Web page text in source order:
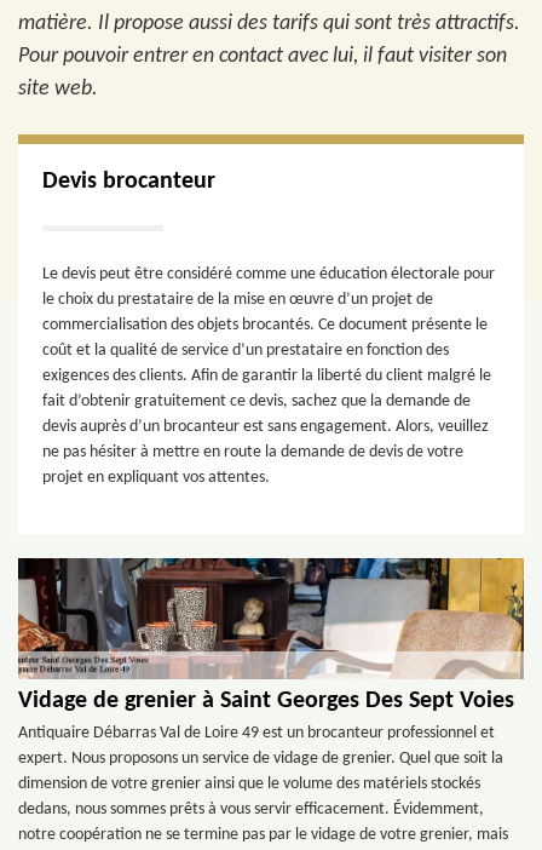
matière. Il propose aussi des tarifs qui sont très attractifs.
Pour pouvoir entrer en contact avec lui, il faut visiter son
site web.
Devis brocanteur
Le devis peut être considéré comme une éducation électorale pour
le choix du prestataire de la mise en œuvre d’un projet de
commercialisation des objets brocantés. Ce document présente le
coût et la qualité de service d’un prestataire en fonction des
exigences des clients. Afin de garantir la liberté du client malgré le
fait d’obtenir gratuitement ce devis, sachez que la demande de
devis auprès d’un brocanteur est sans engagement. Alors, veuillez
ne pas hésiter à mettre en route la demande de devis de votre
projet en expliquant vos attentes.
Vidage de grenier à Saint Georges Des Sept Voies
Antiquaire Débarras Val de Loire 49 est un brocanteur professionnel et
expert. Nous proposons un service de vidage de grenier. Quel que soit la
dimension de votre grenier ainsi que le volume des matériels stockés
dedans, nous sommes prêts à vous servir efficacement. Évidemment,
notre coopération ne se termine pas par le vidage de votre grenier, mais